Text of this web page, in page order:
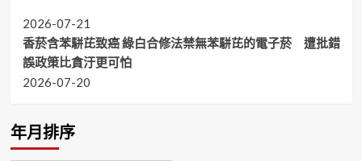
2026-07-21
香菸含苯駢芘致癌 綠白合修法禁無苯駢芘的電子菸 遭批錯
誤政策比貪汙更可怕
2026-07-20
年月排序